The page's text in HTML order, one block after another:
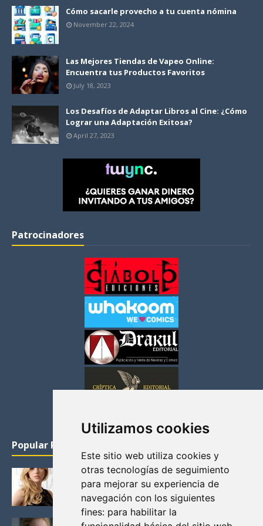
Utilizamos cookies
Este sitio web utiliza cookies y
otras tecnologías de seguimiento
para mejorar su experiencia de
navegación con los siguientes
fines: para habilitar la
Cómo sacarle provecho a tu cuenta nómina
November 22, 2024
Las Mejores Tiendas de Vapeo Online:
Encuentra tus Productos Favoritos
July 18, 2023
Los Desafíos de Adaptar Libros al Cine: ¿Cómo
Lograr una Adaptación Exitosa?
April 27, 2023
Patrocinadores
Popular Posts
KATHERYN WINNICK: LA ACTRIZ MAS GUAPA DE
VIKINGOS
Junio 14, 2013
FELICITY (EMILY BETT RICKARDS), LAS FOTOS